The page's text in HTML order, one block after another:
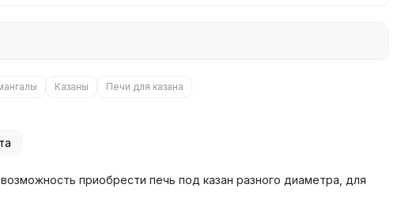
Казаны Печи для казана
приобрести печь под казан разного диаметра, для